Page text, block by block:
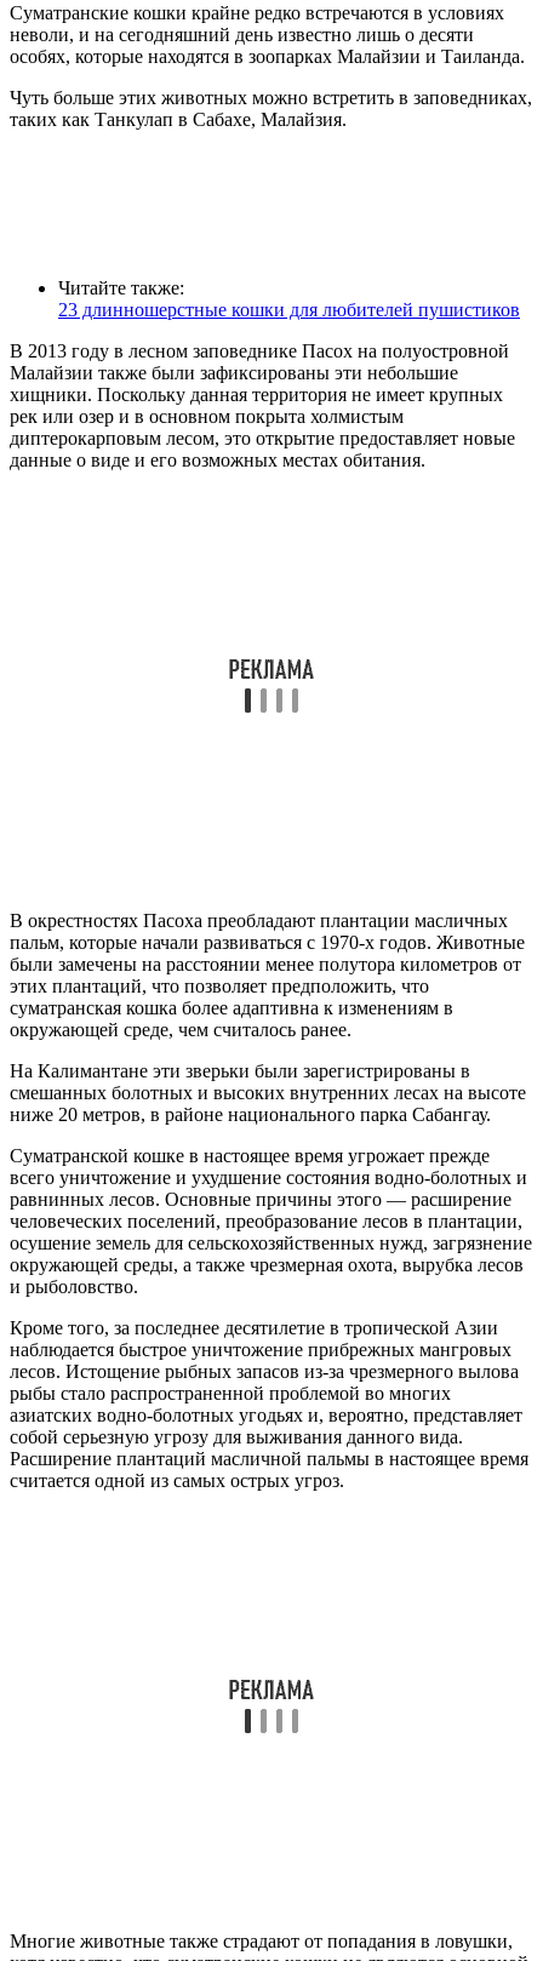
Суматранские кошки крайне редко встречаются в условиях
неволи, и на сегодняшний день известно лишь о десяти
особях, которые находятся в зоопарках Малайзии и Таиланда.
Чуть больше этих животных можно встретить в заповедниках,
таких как Танкулап в Сабахе, Малайзия.
Читайте также:
23 длинношерстные кошки для любителей пушистиков
В 2013 году в лесном заповеднике Пасох на полуостровной
Малайзии также были зафиксированы эти небольшие
хищники. Поскольку данная территория не имеет крупных
рек или озер и в основном покрыта холмистым
диптерокарповым лесом, это открытие предоставляет новые
данные о виде и его возможных местах обитания.
В окрестностях Пасоха преобладают плантации масличных
пальм, которые начали развиваться с 1970-х годов. Животные
были замечены на расстоянии менее полутора километров от
этих плантаций, что позволяет предположить, что
суматранская кошка более адаптивна к изменениям в
окружающей среде, чем считалось ранее.
На Калимантане эти зверьки были зарегистрированы в
смешанных болотных и высоких внутренних лесах на высоте
ниже 20 метров, в районе национального парка Сабангау.
Суматранской кошке в настоящее время угрожает прежде
всего уничтожение и ухудшение состояния водно-болотных и
равнинных лесов. Основные причины этого — расширение
человеческих поселений, преобразование лесов в плантации,
осушение земель для сельскохозяйственных нужд, загрязнение
окружающей среды, а также чрезмерная охота, вырубка лесов
и рыболовство.
Кроме того, за последнее десятилетие в тропической Азии
наблюдается быстрое уничтожение прибрежных мангровых
лесов. Истощение рыбных запасов из-за чрезмерного вылова
рыбы стало распространенной проблемой во многих
азиатских водно-болотных угодьях и, вероятно, представляет
собой серьезную угрозу для выживания данного вида.
Расширение плантаций масличной пальмы в настоящее время
считается одной из самых острых угроз.
Многие животные также страдают от попадания в ловушки,